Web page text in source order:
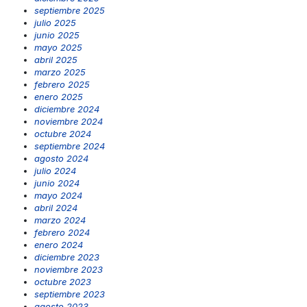
septiembre 2025
julio 2025
junio 2025
mayo 2025
abril 2025
marzo 2025
febrero 2025
enero 2025
diciembre 2024
noviembre 2024
octubre 2024
septiembre 2024
agosto 2024
julio 2024
junio 2024
mayo 2024
abril 2024
marzo 2024
febrero 2024
enero 2024
diciembre 2023
noviembre 2023
octubre 2023
septiembre 2023